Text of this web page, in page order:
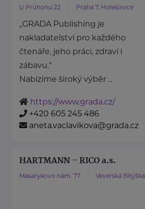
U Průhonu 22 Praha 7, Holešovice
„GRADA Publishing je
nakladatelství pro každého
čtenáře, jeho práci, zdraví i
zábavu.“
Nabízíme široký výběr ...
https://www.grada.cz/
+420 605 245 486
aneta.vaclavikova@grada.cz
HARTMANN – RICO a.s.
Masarykovo nám. 77 Veverská Bítýška